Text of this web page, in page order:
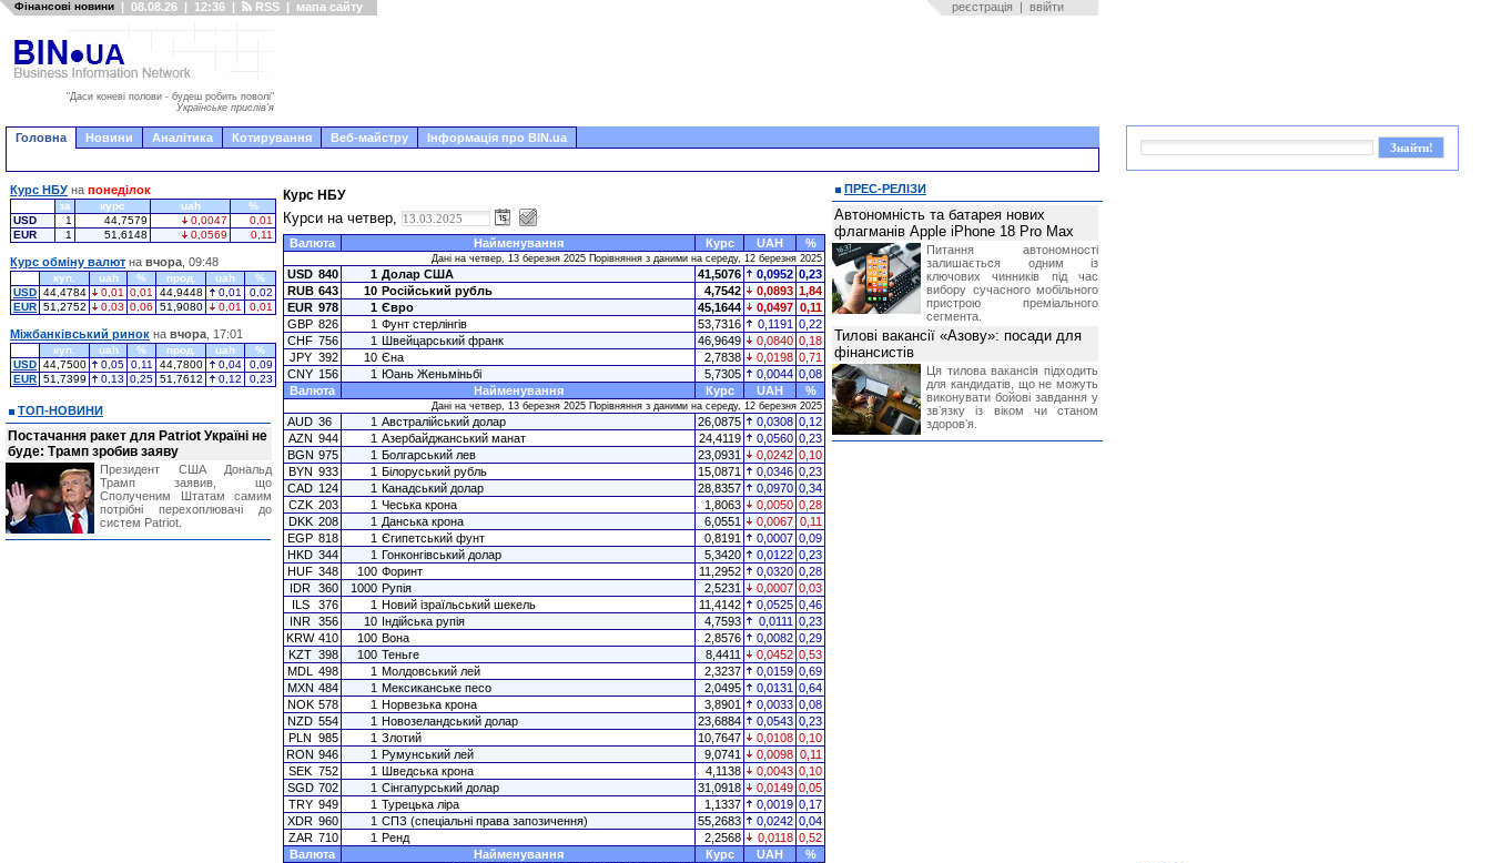
Фінансові новини | 08.08.26 | 12:36 | RSS | мапа сайту реєстрація | ввійти
"Даси коневі полови - будеш робить поволі"
Українське прислів'я
Головна Новини Аналітика Котирування Веб-майстру Інформація про BIN.ua
Курс НБУ
Курси на четвер,
Валюта Найменування Курс UAH %
Дані на четвер, 13 березня 2025 Порівняння з даними на середу, 12 березня 2025
USD 840 1 Долар США 41,5076 0,0952 0,23
RUB 643 10 Російський рубль 4,7542 0,0893 1,84
EUR 978 1 Євро 45,1644 0,0497 0,11
GBP 826 1 Фунт стерлінгів 53,7316 0,1191 0,22
CHF 756 1 Швейцарський франк 46,9649 0,0840 0,18
JPY 392 10 Єна 2,7838 0,0198 0,71
CNY 156 1 Юань Женьміньбі 5,7305 0,0044 0,08
Валюта
Найменування Курс UAH %
Дані на четвер, 13 березня 2025 Порівняння з даними на середу, 12 березня 2025
AUD 36 1 Австралійський долар 26,0875 0,0308 0,12
AZN 944 1 Азербайджанський манат 24,4119 0,0560 0,23
BGN 975 1 Болгарський лев 23,0931 0,0242 0,10
BYN 933 1 Білоруський рубль 15,0871 0,0346 0,23
CAD 124 1 Канадський долар 28,8357 0,0970 0,34
CZK 203 1 Чеська крона 1,8063 0,0050 0,28
DKK 208 1 Данська крона 6,0551 0,0067 0,11
EGP 818 1 Єгипетський фунт 0,8191 0,0007 0,09
HKD 344 1 Гонконгівський долар 5,3420 0,0122 0,23
HUF 348 100 Форинт 11,2952 0,0320 0,28
IDR 360 1000 Рупія 2,5231 0,0007 0,03
ILS
376 1 Новий ізраїльський шекель 11,4142 0,0525 0,46
INR 356 10 Індійська рупія 4,7593 0,0111 0,23
KRW 410 100 Вона 2,8576 0,0082 0,29
KZT 398 100 Теньге 8,4411 0,0452 0,53
MDL
498 1 Молдовський лей 2,3237 0,0159 0,69
MXN 484 1 Мексиканське песо 2,0495 0,0131 0,64
NOK 578 1 Норвезька крона 3,8901 0,0033 0,08
NZD 554 1 Новозеландський долар 23,6884 0,0543 0,23
PLN 985 1 Злотий 10,7647 0,0108 0,10
RON 946 1 Румунський лей 9,0741 0,0098 0,11
SEK 752 1 Шведська крона 4,1138 0,0043 0,10
SGD 702 1 Сінгапурський долар 31,0918 0,0149 0,05
TRY 949 1 Турецька ліра 1,1337 0,0019 0,17
XDR 960 1 СПЗ (спеціальні права запозичення) 55,2683 0,0242 0,04
ZAR 710 1 Ренд 2,2568 0,0118 0,52
Валюта
Найменування Курс UAH %
Курс НБУ на понеділок
за курс uah
%
USD
1 44,7579 0,0047
0,01
EUR
1 51,6148 0,0569 0,11
Курс обміну валют на вчора , 09:48
куп. uah % прод. uah
%
USD 44,4784 0,01 0,01 44,9448 0,01
0,02
EUR 51,2752 0,03 0,06 51,9080 0,01 0,01
Міжбанківський ринок на вчора , 17:01
куп. uah % прод. uah
%
USD 44,7500 0,05 0,11 44,7800 0,04
0,09
EUR 51,7399 0,13 0,25 51,7612 0,12 0,23
ТОП-НОВИНИ
Постачання ракет для Patriot Україні не
буде: Трамп зробив заяву
Президент США Дональд
Трамп заявив, що
Сполученим Штатам самим
потрібні перехоплювачі до
систем Patriot.
ПРЕС-РЕЛІЗИ
Автономність та батарея нових
флагманів Apple iPhone 18 Pro Max
Питання автономності
залишається одним із
ключових чинників під час
вибору сучасного мобільного
пристрою преміального
сегмента.
Тилові вакансії «Азову»: посади для
фінансистів
Ця тилова вакансія підходить
для кандидатів, що не можуть
виконувати бойові завдання у
звʼязку із віком чи станом
здоровʼя.